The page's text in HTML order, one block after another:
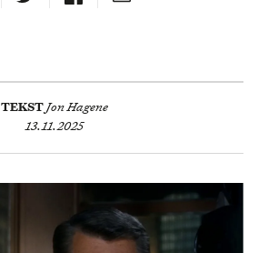
TEKSTJon Hagene
13.11.2025